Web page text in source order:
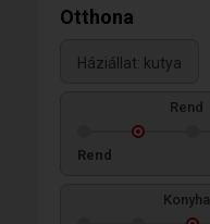
Otthona
Háziállat: kutya
Rend
Rend
Konyha